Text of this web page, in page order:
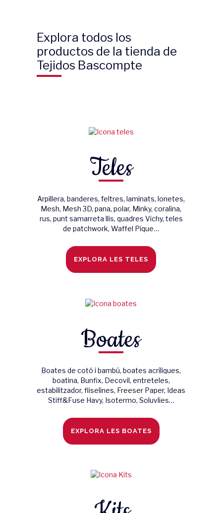
Explora todos los
productos de la tienda de
Tejidos Bascompte
Teles
Arpillera, banderes, feltres, laminats, lonetes,
Mesh, Mesh 3D, pana, polar, Minky, coralina,
rus, punt samarreta llis, quadres Vichy, teles
de patchwork, Waffel Pique…
EXPLORA LES TELES
Boates
Boates de cotó i bambú, boates acríliques,
boatina, Bunfix, Decovil, entreteles,
estabilitzador, fliselines, Freeser Paper, Ideas
Stiff&Fuse Havy, Isotermo, Soluvlies…
EXPLORA LES BOATES